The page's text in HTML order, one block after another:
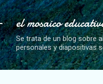
el mosaico
Se trata de un blog sobre
personales y diapositivas